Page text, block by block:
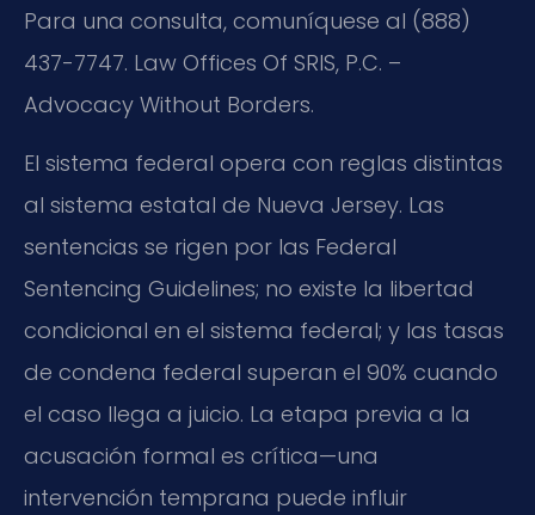
Para una consulta, comuníquese al (888)
437-7747. Law Offices Of SRIS, P.C. –
Advocacy Without Borders.
El sistema federal opera con reglas distintas
al sistema estatal de Nueva Jersey. Las
sentencias se rigen por las Federal
Sentencing Guidelines; no existe la libertad
condicional en el sistema federal; y las tasas
de condena federal superan el 90% cuando
el caso llega a juicio. La etapa previa a la
acusación formal es crítica—una
intervención temprana puede influir